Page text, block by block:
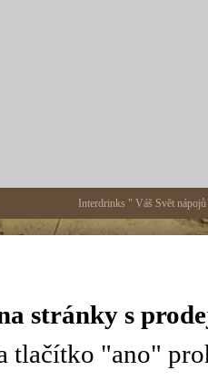
Interdrinks " Váš Svět
stránky s
tlačítko "ano"